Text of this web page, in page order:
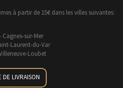
à partir de 15€ dans les villes suivantes:
Cagnes-sur-Mer
Laurent-du-Var
Loubet
DE LIVRAISON